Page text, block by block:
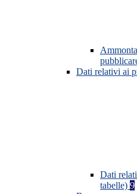
Dati relativi ai
Dati
tabelle) 9